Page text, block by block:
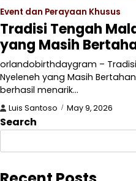
Event dan Perayaan Khusus
Tradisi Tengah
yang Masih
orlandobirthdaygram –
Nyeleneh yang Masih
berhasil menarik…
Luis Santoso May 9, 2026
Search